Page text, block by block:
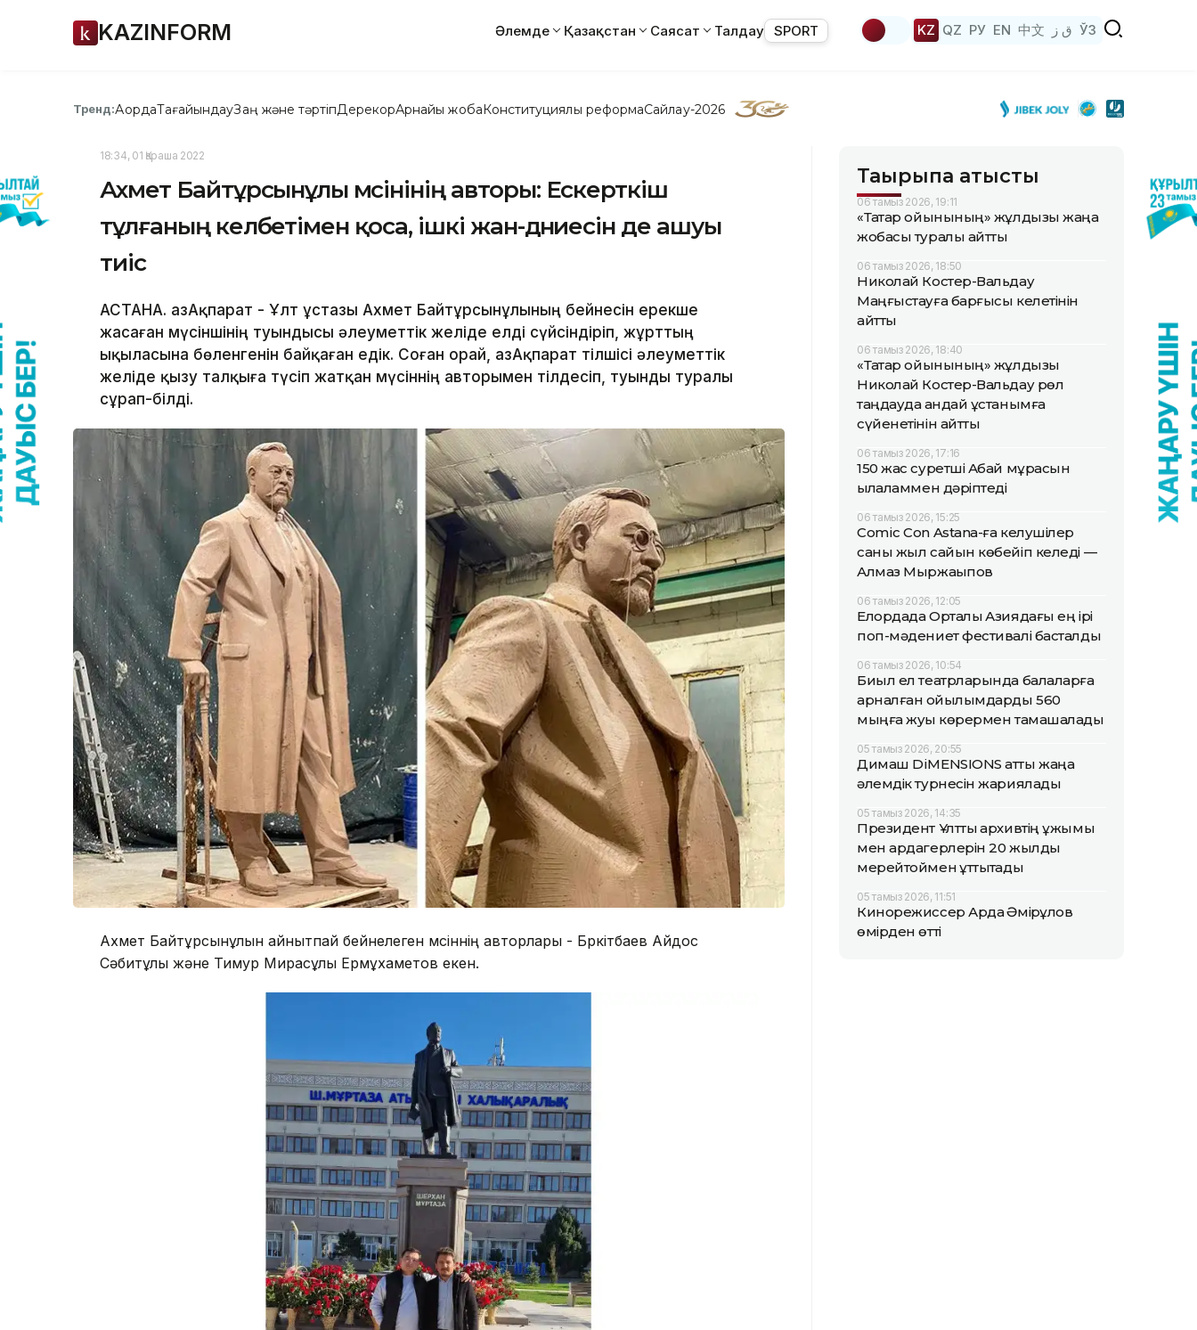
KAZINFORM Әлемде Қазақстан Саясат Талдау SPORT KZ QZ РУ EN 中文 ق ز ЎЗ
Тренд:АқордаТағайындауЗаң және тәртіпДерекқорАрнайы жобаКонституциялық реформаСайлау-2026
18:34, 01 Қараша 2022
Ахмет Байтұрсынұлы мүсінінің авторы: Ескерткіш
тұлғаның келбетімен қоса, ішкі жан-дүниесін де ашуы
тиіс
АСТАНА. ҚазАқпарат - Ұлт ұстазы Ахмет Байтұрсынұлының бейнесін ерекше
жасаған мүсіншінің туындысы әлеуметтік желіде елді сүйсіндіріп, жұрттың
ықыласына бөленгенін байқаған едік. Соған орай, ҚазАқпарат тілшісі әлеуметтік
желіде қызу талқыға түсіп жатқан мүсіннің авторымен тілдесіп, туынды туралы
сұрап-білді.
Ахмет Байтұрсынұлын айнытпай бейнелеген мүсіннің авторлары - Бүркітбаев Айдос
Сәбитұлы және Тимур Мирасұлы Ермұхаметов екен.
Тақырыпқа қатысты
06 тамыз 2026, 19:11
«Тақтар ойынының» жұлдызы жаңа
жобасы туралы айтты
06 тамыз 2026, 18:50
Николай Костер-Вальдау
Маңғыстауға барғысы келетінін
айтты
06 тамыз 2026, 18:40
«Тақтар ойынының» жұлдызы
Николай Костер-Вальдау рөл
таңдауда қандай ұстанымға
сүйенетінін айтты
06 тамыз 2026, 17:16
150 жас суретші Абай мұрасын
қылқаламмен дәріптеді
06 тамыз 2026, 15:25
Comic Con Astana-ға келушілер
саны жыл сайын көбейіп келеді —
Алмаз Мыржақыпов
06 тамыз 2026, 12:05
Елордада Орталық Азиядағы ең ірі
поп-мәдениет фестивалі басталды
06 тамыз 2026, 10:54
Биыл ел театрларында балаларға
арналған қойылымдарды 560
мыңға жуық көрермен тамашалады
05 тамыз 2026, 20:55
Димаш DiMENSIONS атты жаңа
әлемдік турнесін жариялады
05 тамыз 2026, 14:35
Президент Ұлттық архивтің ұжымы
мен ардагерлерін 20 жылдық
мерейтоймен құттықтады
05 тамыз 2026, 11:51
Кинорежиссер Ардақ Әмірқұлов
өмірден өтті